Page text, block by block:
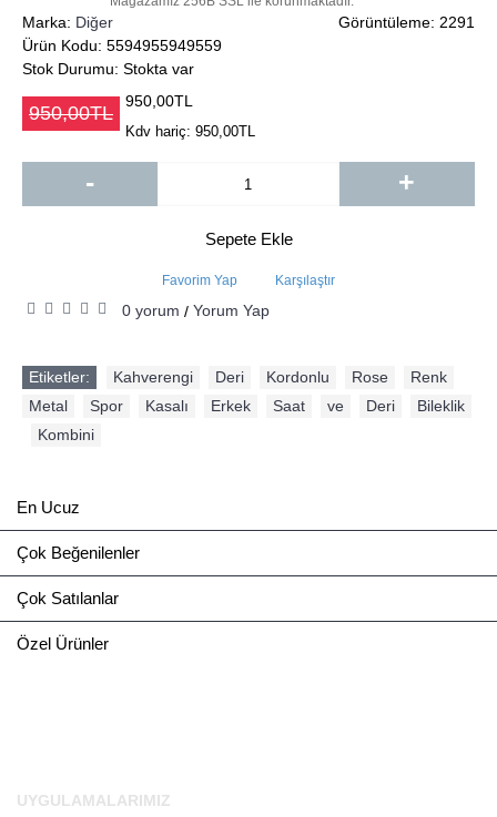
Görüntüleme: 2291
Marka: Diğer
Ürün Kodu: 5594955949559
Stok Durumu: Stokta var
950,00TL
950,00TL
Kdv hariç: 950,00TL
- +
Sepete Ekle
Favorim Yap Karşılaştır
0 yorum / Yorum Yap
Etiketler: Kahverengi Deri Kordonlu Rose Renk
Metal
Spor Kasalı Erkek Saat ve Deri
Bileklik
Kombini
En Ucuz
Çok Beğenilenler
Çok Satılanlar
Özel Ürünler
UYGULAMALARIMIZ